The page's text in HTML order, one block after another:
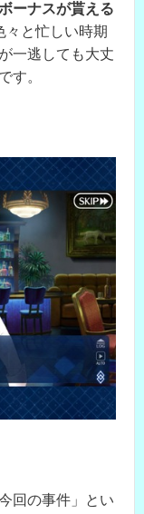
ーナスが貰える
々と忙しい時期
一逃しても大丈
す。
回の事件」とい